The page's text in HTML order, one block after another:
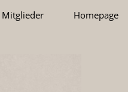
Mitglieder Homepage